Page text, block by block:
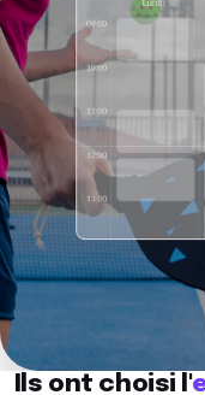
Ils ont choisi l'